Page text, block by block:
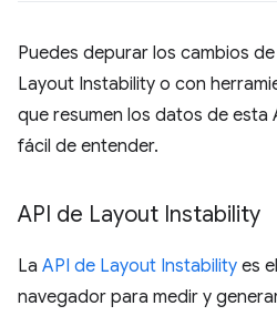
Puedes depurar los cambios
Layout Instability o con
que resumen los datos de esta
fácil de entender.
API de Layout Instability
La API de Layout Instability es
navegador para medir y